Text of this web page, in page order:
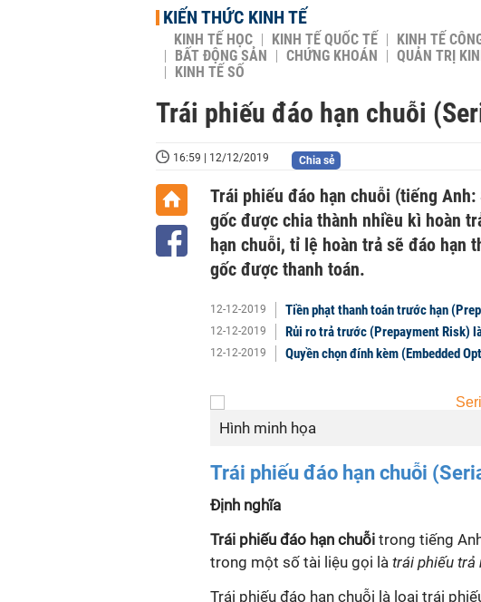
KIẾN THỨC KINH TẾ
KINH TẾ HỌC KINH TẾ QUỐC TẾ KINH TẾ
BẤT ĐỘNG SẢN
CHỨNG KHOÁN QUẢN TRỊ
KINH TẾ SỐ
Trái phiếu đáo hạn chuỗi
16:59 | 12/12/2019 Chia sẻ
Trái phiếu đáo hạn chuỗi (tiếng
gốc được chia thành nhiều kì hoàn
hạn chuỗi, tỉ lệ hoàn trả sẽ đáo hạn
gốc được thanh toán.
12-12-2019 Tiền phạt thanh toán trước hạn
12-12-2019 Rủi ro trả trước (Prepayment Risk)
12-12-2019 Quyền chọn đính kèm (Embedded
Hình minh họa
Trái phiếu đáo hạn chuỗi
Định nghĩa
Trái phiếu đáo hạn chuỗi trong tiếng
trong một số tài liệu gọi là trái phiếu trả
Trái phiếu đáo hạn chuỗi là loại trái